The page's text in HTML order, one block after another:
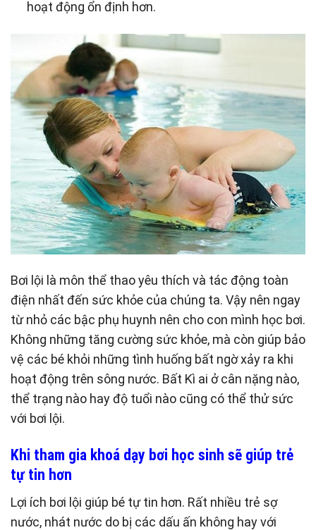
hoạt động ổn định hơn.
Bơi lội là môn thể thao yêu thích và tác động toàn
điện nhất đến sức khỏe của chúng ta. Vậy nên ngay
từ nhỏ các bậc phụ huynh nên cho con mình học bơi.
Không những tăng cường sức khỏe, mà còn giúp bảo
vệ các bé khỏi những tình huống bất ngờ xảy ra khi
hoạt động trên sông nước. Bất Kì ai ở cân nặng nào,
thể trạng nào hay độ tuổi nào cũng có thể thử sức
với bơi lội.
Khi tham gia khoá dạy bơi học sinh sẽ giúp trẻ
tự tin hơn
Lợi ích bơi lội giúp bé tự tin hơn. Rất nhiều trẻ sợ
nước, nhát nước do bị các dấu ấn không hay với